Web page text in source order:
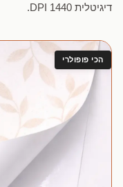
דיגיטלית 1440 DPI.
הכי פופולרי